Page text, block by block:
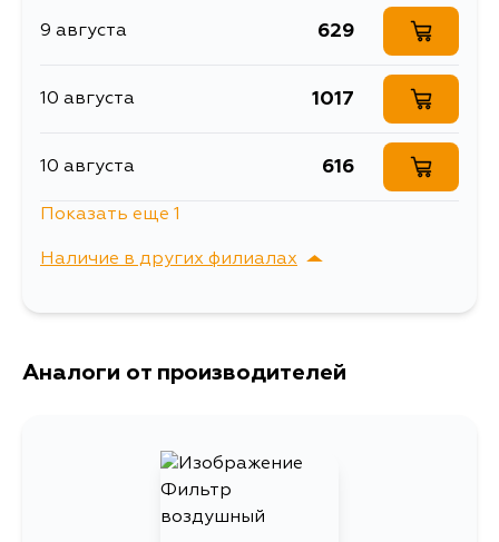
Товарная группа воздушные фильтры
9 августа 629
10 августа 1017
10 августа 616
Показать еще 1
Наличие в других филиалах
г. Владивосток,
Аналоги от производителей